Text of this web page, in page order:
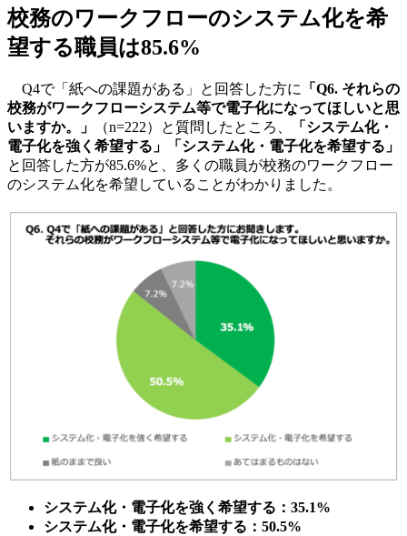
校務のワークフローのシステム化を希
望する職員は85.6%
Q4で「紙への課題がある」と回答した方に
「Q6. それらの
校務がワークフローシステム等で電子化になってほしいと思
いますか。」
（n=222）と質問したところ、
「システム化・
電子化を強く希望する」「システム化・電子化を希望する」
と回答した方が85.6%と、多くの職員が校務のワークフロー
のシステム化を希望していることがわかりました。
システム化・電子化を強く希望する：35.1%
システム化・電子化を希望する：50.5%